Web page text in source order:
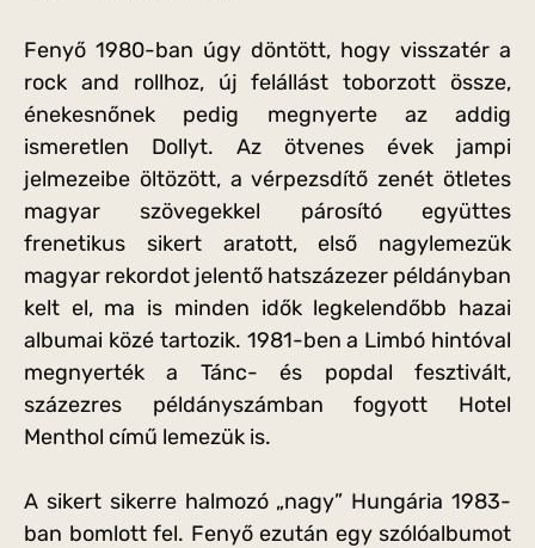
Fenyő 1980-ban úgy döntött, hogy visszatér a
rock and rollhoz, új felállást toborzott össze,
énekesnőnek pedig megnyerte az addig
ismeretlen Dollyt. Az ötvenes évek jampi
jelmezeibe öltözött, a vérpezsdítő zenét ötletes
magyar szövegekkel párosító együttes
frenetikus sikert aratott, első nagylemezük
magyar rekordot jelentő hatszázezer példányban
kelt el, ma is minden idők legkelendőbb hazai
albumai közé tartozik. 1981-ben a Limbó hintóval
megnyerték a Tánc- és popdal fesztivált,
százezres példányszámban fogyott Hotel
Menthol című lemezük is.
A sikert sikerre halmozó „nagy” Hungária 1983-
ban bomlott fel. Fenyő ezután egy szólóalbumot